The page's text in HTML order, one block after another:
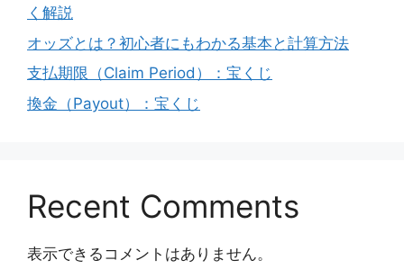
く解説
オッズとは？初心者にもわかる基本と計算方法
支払期限（Claim Period）：宝くじ
換金（Payout）：宝くじ
Recent Comments
表示できるコメントはありません。